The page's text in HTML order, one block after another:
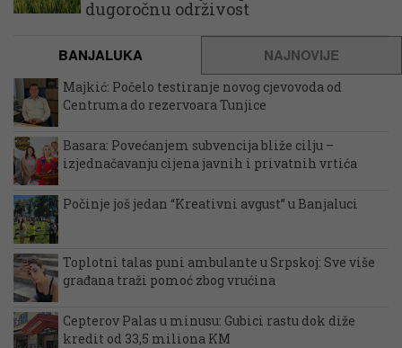
dugoročnu održivost
BANJALUKA NAJNOVIJE
Majkić: Počelo testiranje novog cjevovoda od
Centruma do rezervoara Tunjice
Basara: Povećanjem subvencija bliže cilju –
izjednačavanju cijena javnih i privatnih vrtića
Počinje još jedan “Kreativni avgust” u Banjaluci
Toplotni talas puni ambulante u Srpskoj: Sve više
građana traži pomoć zbog vrućina
Cepterov Palas u minusu: Gubici rastu dok diže
kredit od 33,5 miliona KM